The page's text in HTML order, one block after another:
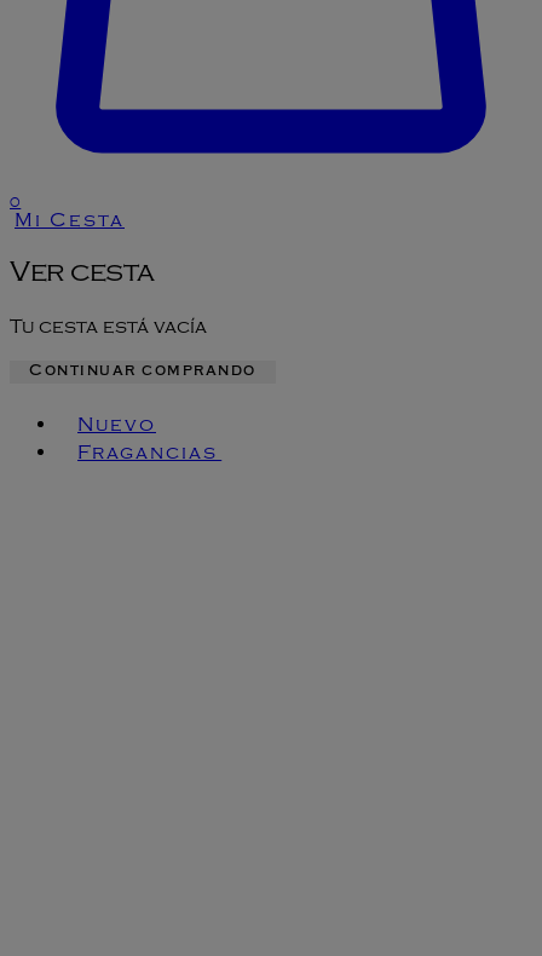
0
Mi Cesta
Ver cesta
Tu cesta está vacía
Continuar comprando
Nuevo
Fragancias